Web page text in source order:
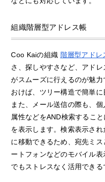
組織階層型アドレス帳
Coo Kaiの組織 階層型アドレ
さ、探しやすさなど、アド
がスムーズに行えるのが魅
おけば、ツリー構造で簡単に
また、メール送信の際も、
属性などをAND検索するこ
を表示します。検索表示さ
に移動できるため、宛先ミ
ートフォンなどのモバイル
でもストレスなく活用できる